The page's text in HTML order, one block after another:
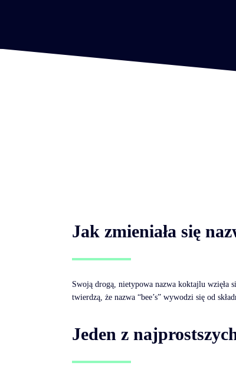
Jak zmieniała się
Swoją drogą, nietypowa nazwa koktajlu wzięła
twierdzą, że nazwa “bee’s” wywodzi się od
Jeden z